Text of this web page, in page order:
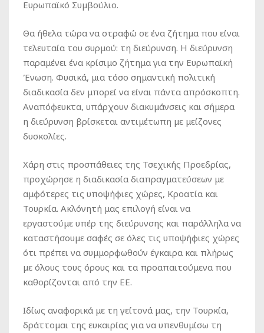
Ευρωπαϊκό Συμβούλιο.
Θα ήθελα τώρα να στραφώ σε ένα ζήτημα που είναι
τελευταία του συρμού: τη διεύρυνση. Η διεύρυνση
παραμένει ένα κρίσιμο ζήτημα για την Ευρωπαϊκή
Ένωση. Φυσικά, μια τόσο σημαντική πολιτική
διαδικασία δεν μπορεί να είναι πάντα απρόσκοπτη.
Αναπόφευκτα, υπάρχουν διακυμάνσεις και σήμερα
η διεύρυνση βρίσκεται αντιμέτωπη με μείζονες
δυσκολίες.
Χάρη στις προσπάθειες της Τσεχικής Προεδρίας,
προχώρησε η διαδικασία διαπραγματεύσεων με
αμφότερες τις υποψήφιες χώρες, Κροατία και
Τουρκία. Ακλόνητή μας επιλογή είναι να
εργαστούμε υπέρ της διεύρυνσης και παράλληλα να
καταστήσουμε σαφές σε όλες τις υποψήφιες χώρες
ότι πρέπει να συμμορφωθούν έγκαιρα και πλήρως
με όλους τους όρους και τα προαπαιτούμενα που
καθορίζονται από την ΕΕ.
Ιδίως αναφορικά με τη γείτονά μας, την Τουρκία,
δράττομαι της ευκαιρίας για να υπενθυμίσω τη